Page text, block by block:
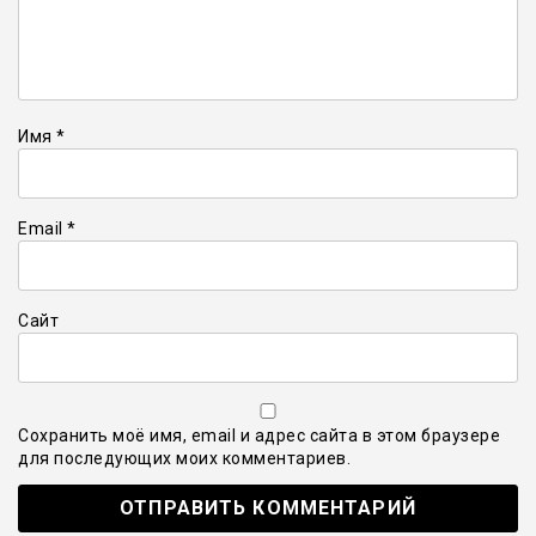
Имя *
Email *
Сайт
Сохранить моё имя, email и адрес сайта в этом браузере
для последующих моих комментариев.